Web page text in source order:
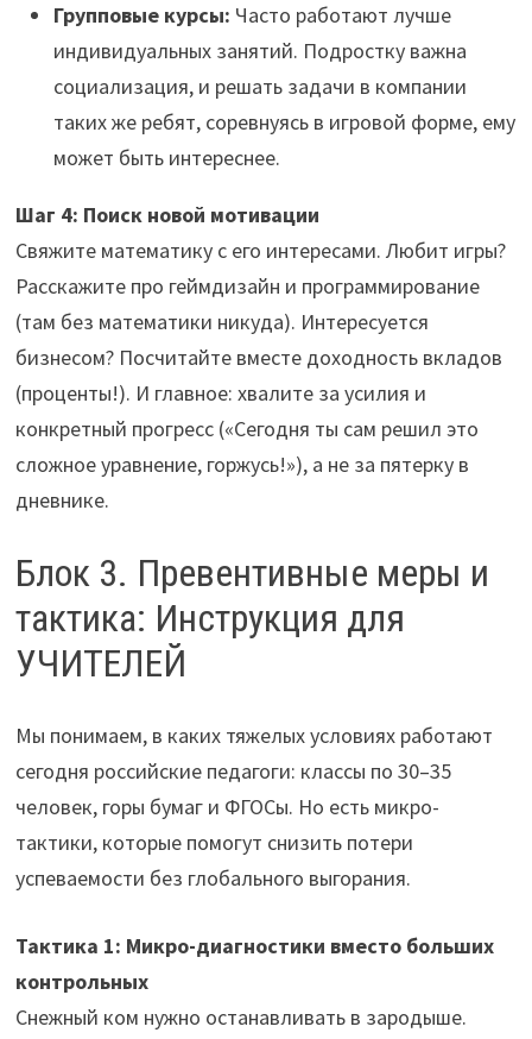
Групповые курсы: Часто работают лучше
индивидуальных занятий. Подростку важна
социализация, и решать задачи в компании
таких же ребят, соревнуясь в игровой форме, ему
может быть интереснее.
Шаг 4: Поиск новой мотивации
Свяжите математику с его интересами. Любит игры?
Расскажите про геймдизайн и программирование
(там без математики никуда). Интересуется
бизнесом? Посчитайте вместе доходность вкладов
(проценты!). И главное: хвалите за усилия и
конкретный прогресс («Сегодня ты сам решил это
сложное уравнение, горжусь!»), а не за пятерку в
дневнике.
Блок 3. Превентивные меры и
тактика: Инструкция для
УЧИТЕЛЕЙ
Мы понимаем, в каких тяжелых условиях работают
сегодня российские педагоги: классы по 30–35
человек, горы бумаг и ФГОСы. Но есть микро-
тактики, которые помогут снизить потери
успеваемости без глобального выгорания.
Тактика 1: Микро-диагностики вместо больших
контрольных
Снежный ком нужно останавливать в зародыше.